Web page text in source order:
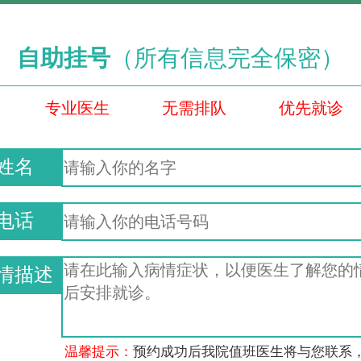
自助挂号 （所有信息完全保密）
专业医生 无需排队 优先就诊
名
话
描述
温馨提示：预约成功后我院值班医生将与您联系